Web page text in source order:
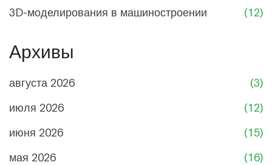
3D-моделирования в машиностроении
(12)
Архивы
августа 2026
(3)
июля 2026
(12)
июня 2026
(15)
мая 2026
(16)